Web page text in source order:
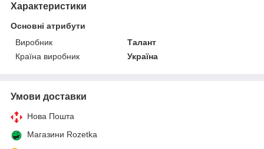
Характеристики
Основні атрибути
Виробник
Талант
Країна виробник
Україна
Умови доставки
Нова Пошта
Магазини Rozetka